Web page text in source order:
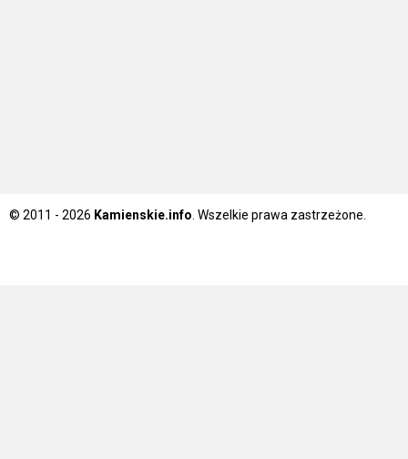
© 2011 - 2026 Kamienskie.info . Wszelkie prawa zastrzeżone.